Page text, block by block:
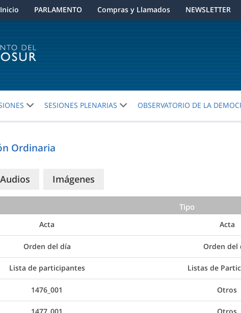
Inicio PARLAMENTO Compras y Llamados NEWSLETTER
SESIONES PLENARIAS OBSERVATORIO DE LA
Ordinaria
Audios Imágenes
Tipo
Acta Acta
Orden del día Orden del
Lista de participantes Listas de
1476_001 Otros